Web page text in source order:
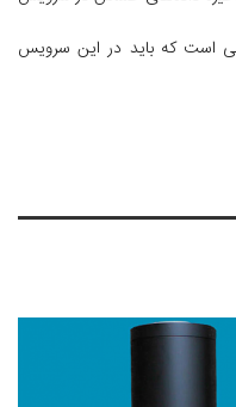
است که باید در این سرویس